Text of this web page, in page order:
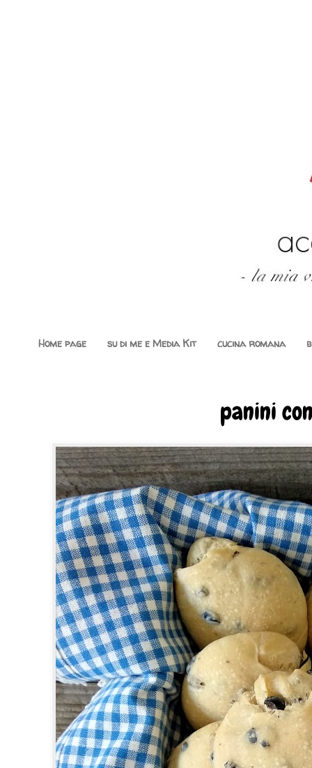
Home page su di me e Media Kit cucina romana
panini